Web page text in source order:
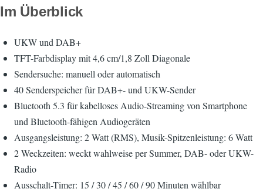
Im Überblick
UKW und DAB+
TFT-Farbdisplay mit 4,6 cm/1,8 Zoll Diagonale
Sendersuche: manuell oder automatisch
40 Senderspeicher für DAB+- und UKW-Sender
Bluetooth 5.3 für kabelloses Audio-Streaming von Smartphone
und Bluetooth-fähigen Audiogeräten
Ausgangsleistung: 2 Watt (RMS), Musik-Spitzenleistung: 6 Watt
2 Weckzeiten: weckt wahlweise per Summer, DAB- oder UKW-
Radio
Ausschalt-Timer: 15 / 30 / 45 / 60 / 90 Minuten wählbar